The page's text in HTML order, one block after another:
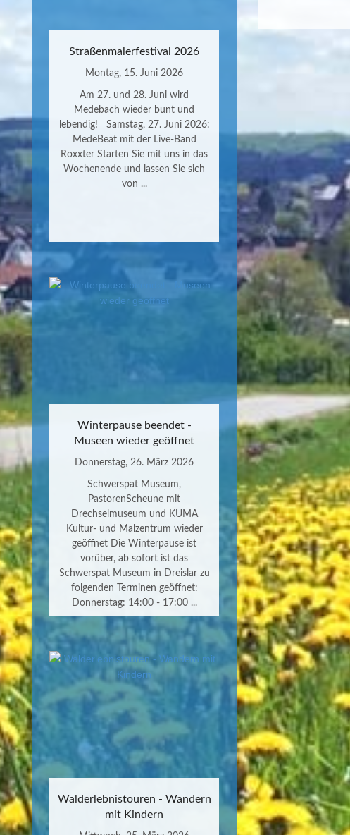
Straßenmalerfestival 2026
Montag, 15. Juni 2026
Am 27. und 28. Juni wird
Medebach wieder bunt und
lebendig! Samstag, 27. Juni 2026:
MedeBeat mit der Live-Band
Roxxter Starten Sie mit uns in das
Wochenende und lassen Sie sich
von ...
Winterpause beendet -
Museen wieder geöffnet
Donnerstag, 26. März 2026
Schwerspat Museum,
PastorenScheune mit
Drechselmuseum und KUMA
Kultur- und Malzentrum wieder
geöffnet Die Winterpause ist
vorüber, ab sofort ist das
Schwerspat Museum in Dreislar zu
folgenden Terminen geöffnet:
Donnerstag: 14:00 - 17:00 ...
Walderlebnistouren - Wandern
mit Kindern